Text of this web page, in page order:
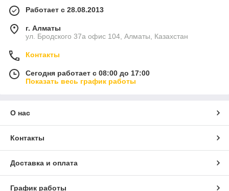
Работает с 28.08.2013
г. Алматы
ул. Бродского 37а офис 104, Алматы, Казахстан
Контакты
Сегодня работает с 08:00 до 17:00
Показать весь график работы
О нас
Контакты
Доставка и оплата
График работы